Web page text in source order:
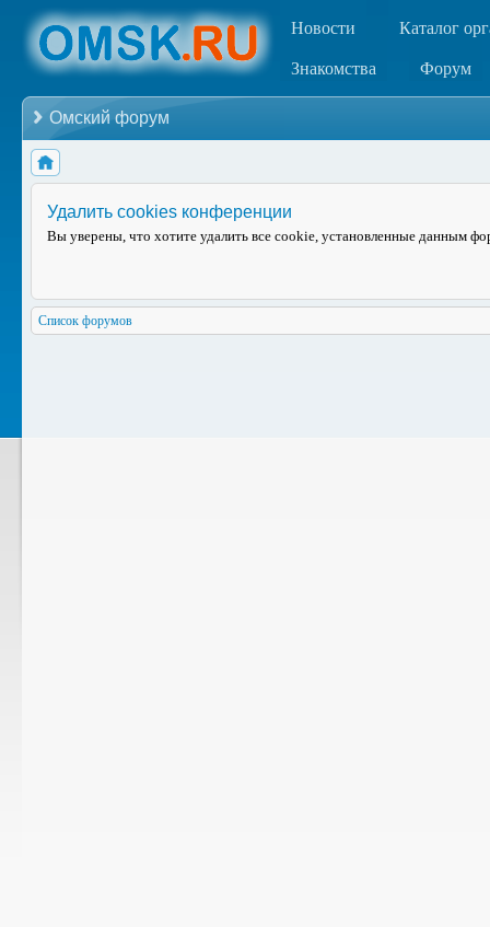
Новости Каталог
Знакомства Форум
Омский форум
Удалить cookies конференции
Вы уверены, что хотите удалить все cookie, установленные данным
Список форумов